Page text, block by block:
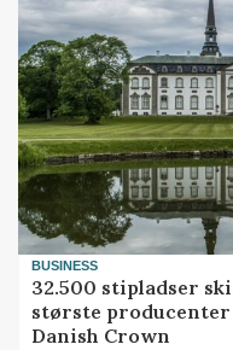
BUSINESS
32.500 stipladser
største
Danish Crown